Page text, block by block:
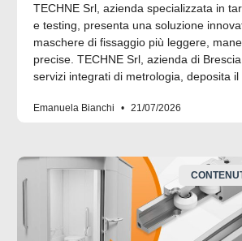
TECHNE Srl, azienda specializzata in
e testing, presenta una soluzione
maschere di fissaggio più leggere,
precise. TECHNE Srl, azienda di
servizi integrati di metrologia, deposita
Emanuela Bianchi 21/07/2026